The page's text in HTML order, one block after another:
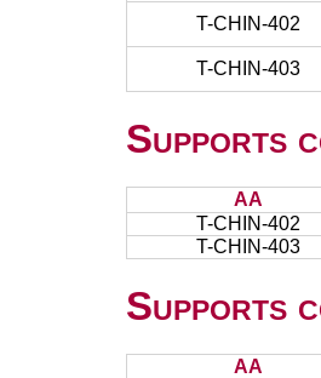
T-CHIN-402
T-CHIN-403
Supports
AA
T-CHIN-402
T-CHIN-403
Supports
AA